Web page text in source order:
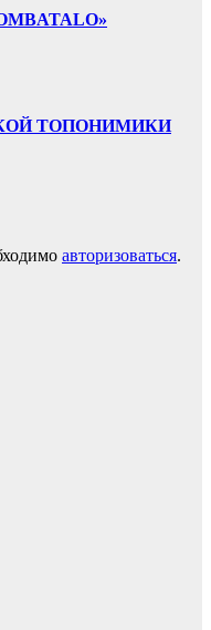
ТОПОНИМИКИ
авторизоваться.